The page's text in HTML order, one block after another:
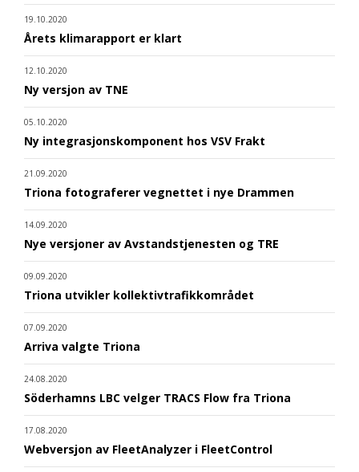
19.10.2020
Årets klimarapport er klart
12.10.2020
Ny versjon av TNE
05.10.2020
Ny integrasjonskomponent hos VSV Frakt
21.09.2020
Triona fotograferer vegnettet i nye Drammen
14.09.2020
Nye versjoner av Avstandstjenesten og TRE
09.09.2020
Triona utvikler kollektivtrafikkområdet
07.09.2020
Arriva valgte Triona
24.08.2020
Söderhamns LBC velger TRACS Flow fra Triona
17.08.2020
Webversjon av FleetAnalyzer i FleetControl